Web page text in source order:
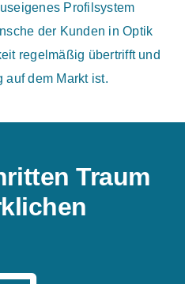
Profilsystem
der Kunden in Optik
regelmäßig übertrifft und
auf dem Markt ist.
Traum